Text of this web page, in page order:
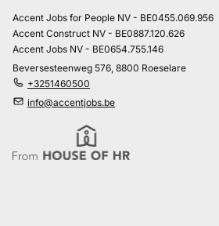
Accent Jobs for People NV - BE0455.069.956
Accent Construct NV - BE0887.120.626
Accent Jobs NV - BE0654.755.146
Beversesteenweg 576, 8800 Roeselare
+3251460500
info@accentjobs.be